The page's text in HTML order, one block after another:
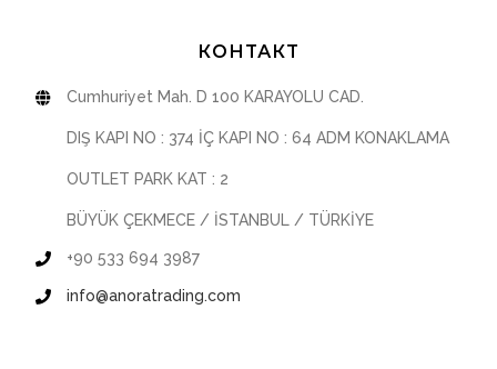
КОНТАКТ
Cumhuriyet Mah. D 100 KARAYOLU CAD.
DIŞ KAPI NO : 374 İÇ KAPI NO : 64 ADM KONAKLAMA
OUTLET PARK KAT : 2
BÜYÜK ÇEKMECE / İSTANBUL / TÜRKİYE
+90 533 694 3987
info@anoratrading.com